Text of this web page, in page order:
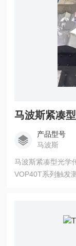
产品型号
马波斯
马波斯紧凑型光学
VOP40T系列触发
头安装在机床进